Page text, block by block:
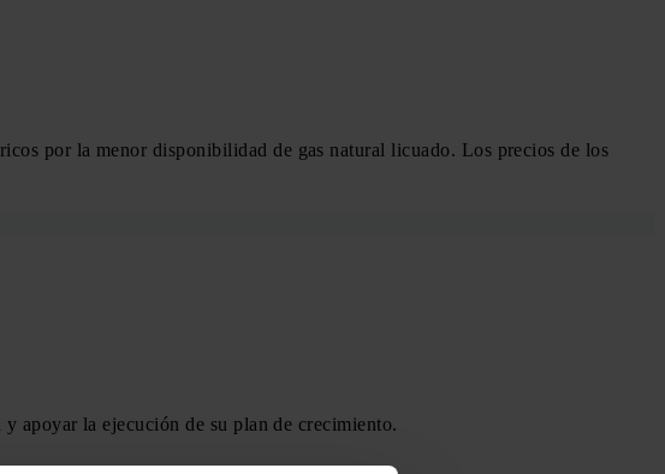
por la menor disponibilidad de gas natural licuado. Los precios de los
apoyar la ejecución de su plan de crecimiento.